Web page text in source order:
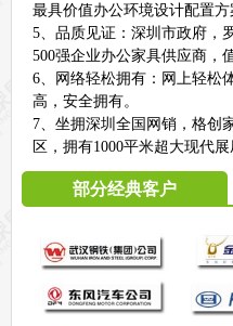
最具价值办公环境设计配置方
5、品质见证：深圳市政府，
500强企业办公家具供应商，
6、网络轻松拥有：网上轻松
高，安全拥有。
7、坐拥深圳全国网销，格创
区，拥有1000平米超大现代展
部分经典客户